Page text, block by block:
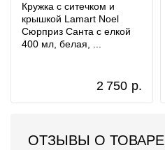
Кружка с ситечком и
крышкой Lamart Noel
Сюрприз Санта с елкой
400 мл, белая, ...
2 750 р.
ОТЗЫВЫ О ТОВАРЕ